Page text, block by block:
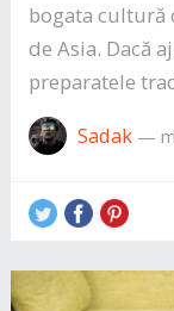
bogata cultură
de Asia. Dacă
preparatele
Sadak—